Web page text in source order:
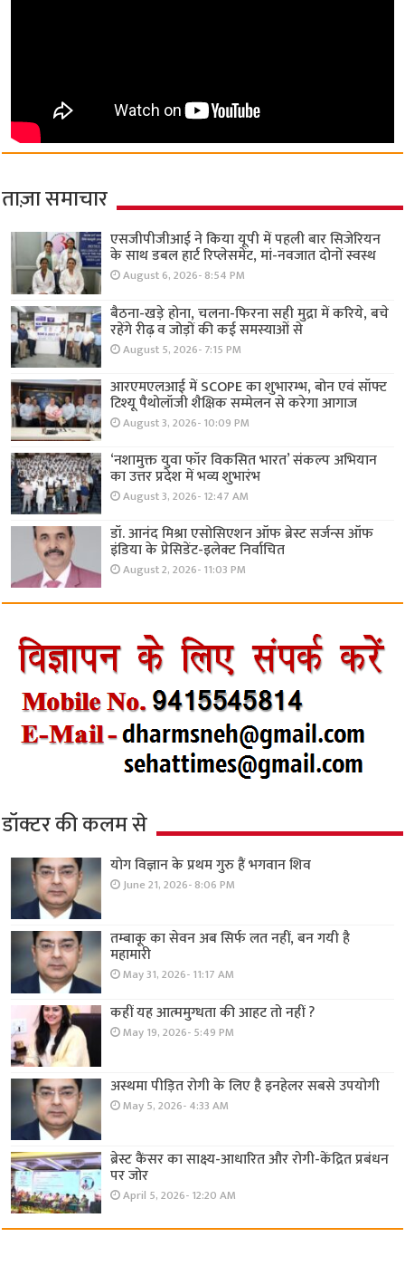
ताज़ा समाचार
एसजीपीजीआई ने किया यूपी में पहली बार सिजेरियन
के साथ डबल हार्ट रिप्लेसमेंट, मां-नवजात दोनों स्वस्थ
August 6, 2026- 8:54 PM
बैठना-खड़े होना, चलना-फिरना सही मुद्रा में करिये, बचे
रहेंगे रीढ़ व जोड़ों की कई समस्याओं से
August 5, 2026- 7:15 PM
आरएमएलआई में SCOPE का शुभारम्भ, बोन एवं सॉफ्ट
टिश्यू पैथोलॉजी शैक्षिक सम्मेलन से करेगा आगाज
August 3, 2026- 10:09 PM
‘नशामुक्त युवा फॉर विकसित भारत’ संकल्प अभियान
का उत्तर प्रदेश में भव्य शुभारंभ
August 3, 2026- 12:47 AM
डॉ. आनंद मिश्रा एसोसिएशन ऑफ ब्रेस्ट सर्जन्स ऑफ
इंडिया के प्रेसिडेंट-इलेक्ट निर्वाचित
August 2, 2026- 11:03 PM
डॉक्टर की कलम से
योग विज्ञान के प्रथम गुरु हैं भगवान शिव
June 21, 2026- 8:06 PM
तम्बाकू का सेवन अब सिर्फ लत नहीं, बन गयी है
महामारी
May 31, 2026- 11:17 AM
कहीं यह आत्ममुग्धता की आहट तो नहीं ?
May 19, 2026- 5:49 PM
अस्थमा पीड़ित रोगी के लिए है इनहेलर सबसे उपयोगी
May 5, 2026- 4:33 AM
ब्रेस्ट कैंसर का साक्ष्य-आधारित और रोगी-केंद्रित प्रबंधन
पर जोर
April 5, 2026- 12:20 AM